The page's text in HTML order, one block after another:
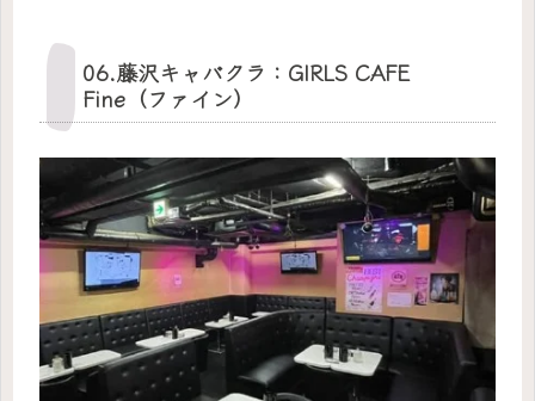
06.藤沢キャバクラ：GIRLS CAFE
Fine（ファイン）